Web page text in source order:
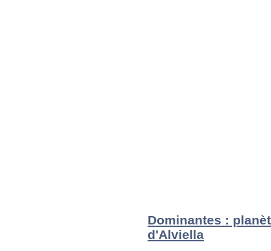
Dominantes :
d'Alviella